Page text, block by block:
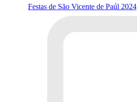
Festas de São Vicente de Paúl 2024